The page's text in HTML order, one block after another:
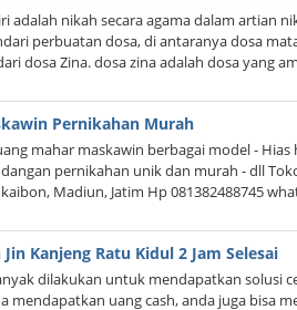
adalah nikah secara agama dalam artian
perbuatan dosa, di antaranya dosa
dosa Zina. dosa zina adalah dosa yang
Pernikahan Murah
mahar maskawin berbagai model -
pernikahan unik dan murah - dll
Madiun, Jatim Hp 081382488745
Kanjeng Ratu Kidul 2 Jam Selesai
dilakukan untuk mendapatkan solusi
mendapatkan uang cash, anda juga bisa